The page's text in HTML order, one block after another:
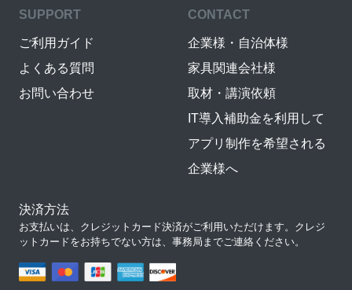
SUPPORT
ご利用ガイド
よくある質問
お問い合わせ
CONTACT
企業様・自治体様
家具関連会社様
取材・講演依頼
IT導入補助金を利用して
アプリ制作を希望される
企業様へ
決済方法
お支払いは、クレジットカード決済がご利用いただけます。クレジ
ットカードをお持ちでない方は、事務局までご連絡ください。